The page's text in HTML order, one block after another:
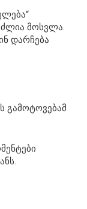
მოსვლა.
დარჩება
გამოტოვებამ